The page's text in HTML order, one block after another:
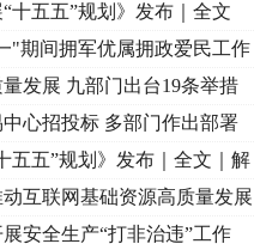
“十五五”规划》发布｜全文
"期间拥军优属拥政爱民工作
发展 九部门出台19条举措
心招投标 多部门作出部署
五五”规划》发布｜全文｜解
互联网基础资源高质量发展
安全生产“打非治违”工作